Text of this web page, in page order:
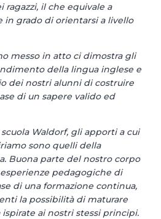
il che equivale a
in grado di orientarsi a livello
messo in atto ci dimostra gli
della lingua inglese e
dei nostri alunni di costruire
di un sapere valido ed
Waldorf, gli apporti a cui
sono quelli della
Buona parte del nostro corpo
pedagogiche di
di una formazione continua,
la possibilità di maturare
ai nostri stessi principi.